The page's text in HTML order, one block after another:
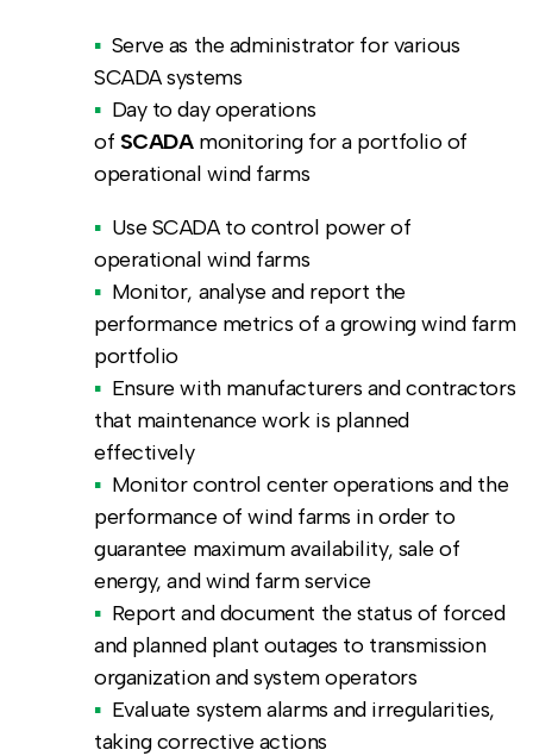
Serve as the administrator for various
SCADA systems
Day to day operations
of SCADAmonitoring for a portfolio of
operational wind farms
Use SCADA to control power of
operational wind farms
Monitor, analyse and report the
performance metrics of a growing wind farm
portfolio
Ensure with manufacturers and contractors
that maintenance work is planned
effectively
Monitor control center operations and the
performance of wind farms in order to
guarantee maximum availability, sale of
energy, and wind farm service
Report and document the status of forced
and planned plant outages to transmission
organization and system operators
Evaluate system alarms and irregularities,
taking corrective actions